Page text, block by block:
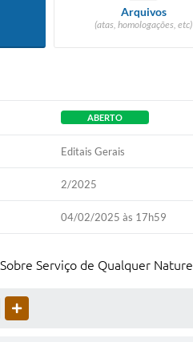
Arquivos
(atas, homologações, etc)
ABERTO
Editais Gerais
2/2025
04/02/2025 às 17h59
Serviço de Qualquer
WHATSAPP